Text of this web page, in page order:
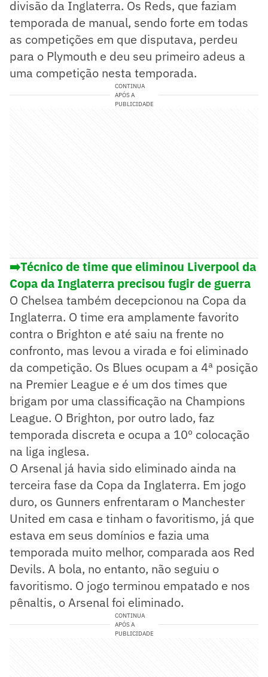
divisão da Inglaterra. Os Reds, que faziam
temporada de manual, sendo forte em todas
as competições em que disputava, perdeu
para o Plymouth e deu seu primeiro adeus a
uma competição nesta temporada.
CONTINUA
APÓS A
PUBLICIDADE
➡️Técnico de time que eliminou Liverpool da
Copa da Inglaterra precisou fugir de guerra
O Chelsea também decepcionou na Copa da
Inglaterra. O time era amplamente favorito
contra o Brighton e até saiu na frente no
confronto, mas levou a virada e foi eliminado
da competição. Os Blues ocupam a 4ª posição
na Premier League e é um dos times que
brigam por uma classificação na Champions
League. O Brighton, por outro lado, faz
temporada discreta e ocupa a 10º colocação
na liga inglesa.
O Arsenal já havia sido eliminado ainda na
terceira fase da Copa da Inglaterra. Em jogo
duro, os Gunners enfrentaram o Manchester
United em casa e tinham o favoritismo, já que
estava em seus domínios e fazia uma
temporada muito melhor, comparada aos Red
Devils. A bola, no entanto, não seguiu o
favoritismo. O jogo terminou empatado e nos
pênaltis, o Arsenal foi eliminado.
CONTINUA
APÓS A
PUBLICIDADE